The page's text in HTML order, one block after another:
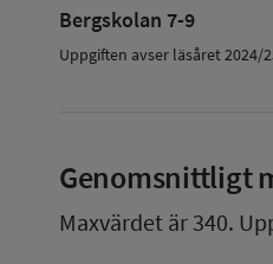
Bergskolan 7-9
Uppgiften avser läsåret 2024/
Genomsnittligt
Maxvärdet är 340.